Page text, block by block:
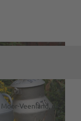
Veenland, die